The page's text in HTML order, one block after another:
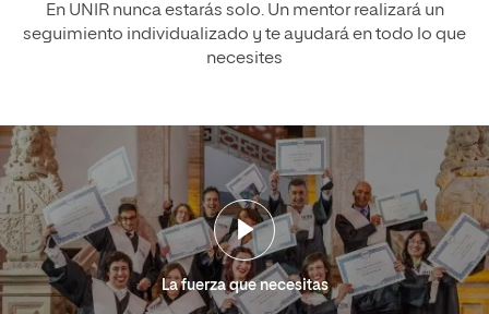
En UNIR nunca estarás solo. Un mentor realizará un
seguimiento individualizado y te ayudará en todo lo que
necesites
La fuerza que necesitas